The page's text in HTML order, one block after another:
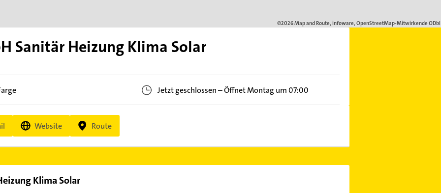
Sanitär Heizung Klima Solar
Jetzt geschlossen–Öffnet Montag um 07:00
Website Route
Klima Solar